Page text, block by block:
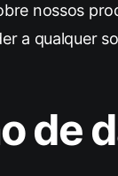
nossos
a qualquer
de